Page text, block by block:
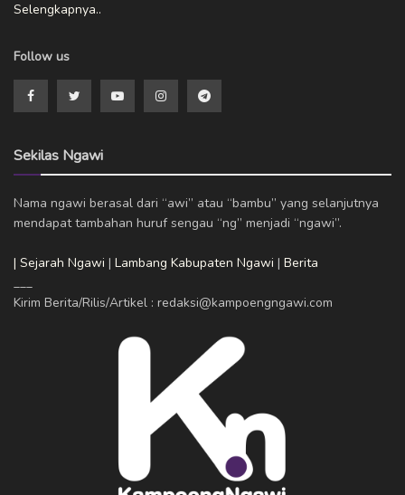
Selengkapnya..
Follow us
Sekilas Ngawi
Nama ngawi berasal dari “awi” atau “bambu” yang selanjutnya
mendapat tambahan huruf sengau “ng” menjadi “ngawi”.
| Sejarah Ngawi | Lambang Kabupaten Ngawi | Berita
___
Kirim Berita/Rilis/Artikel : redaksi@kampoengngawi.com